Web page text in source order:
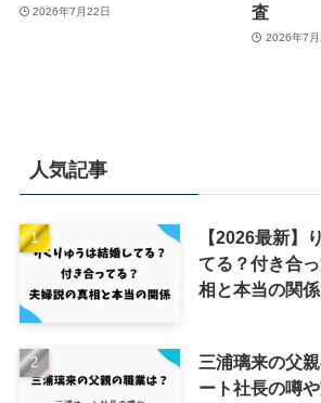
2026年7月22日
査
2026年7月
人気記事
【2026最新】
てる？付き合
相と本当の関係
三浦璃来の父
ート社長の噂